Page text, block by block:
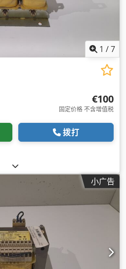
1 /7
€100
固定价格 不含增值税
拨打
小广告